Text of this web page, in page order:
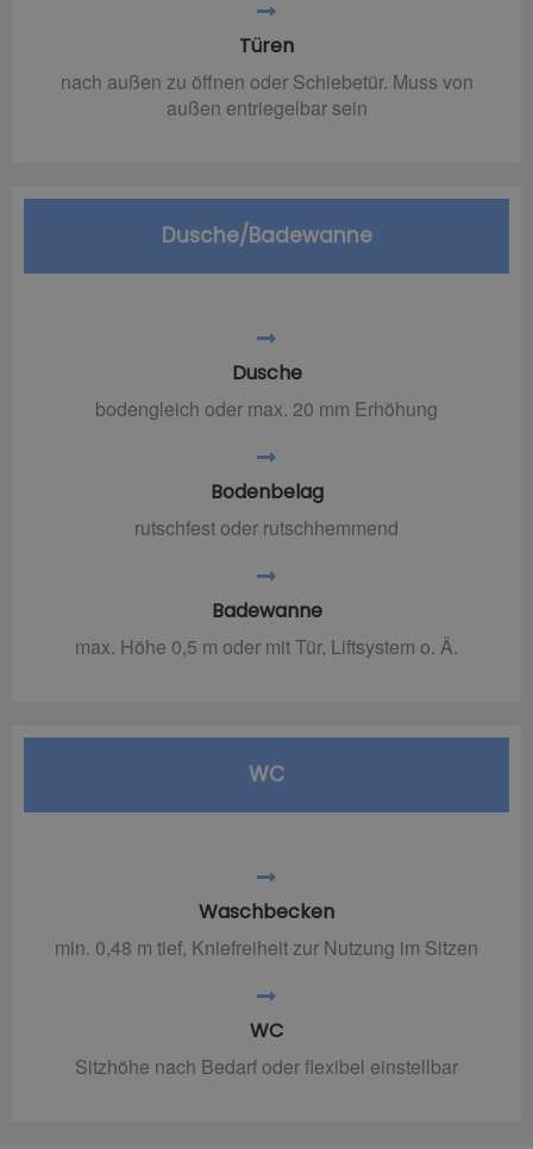
Türen
nach außen zu öffnen oder Schiebetür. Muss von
außen entriegelbar sein
Dusche/Badewanne
Dusche
bodengleich oder max. 20 mm Erhöhung
Bodenbelag
rutschfest oder rutschhemmend
Badewanne
max. Höhe 0,5 m oder mit Tür, Liftsystem o. Ä.
WC
Waschbecken
min. 0,48 m tief, Kniefreiheit zur Nutzung im Sitzen
WC
Sitzhöhe nach Bedarf oder flexibel einstellbar